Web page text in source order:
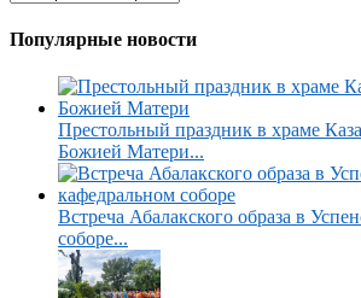
Популярные новости
Престольный праздник в храме
Божией Матери...
Встреча Абалакского образа в
соборе...